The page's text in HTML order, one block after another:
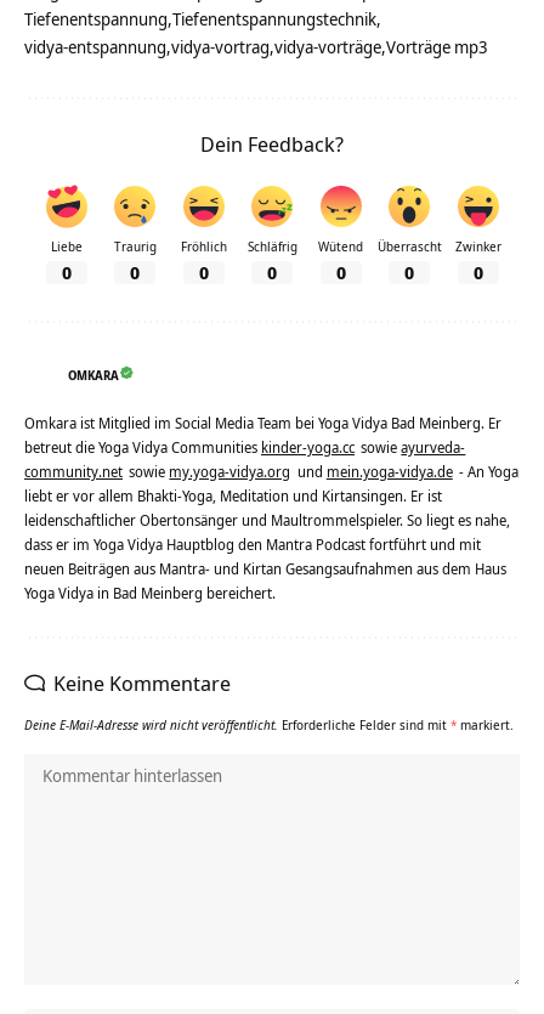
Tiefenentspannung Tiefenentspannungstechnik
vidya-entspannung vidya-vortrag vidya-vorträge Vorträge mp3
Dein Feedback?
Liebe
0
Traurig
0
Fröhlich
0
Schläfrig
0
Wütend
0
Überrascht
0
Zwinker
0
OMKARA
Omkara ist Mitglied im Social Media Team bei Yoga Vidya Bad Meinberg. Er
betreut die Yoga Vidya Communities kinder-yoga.cc sowieayurveda-
community.net sowie my.yoga-vidya.org und mein.yoga-vidya.de - An Yoga
liebt er vor allem Bhakti-Yoga, Meditation und Kirtansingen. Er ist
leidenschaftlicher Obertonsänger und Maultrommelspieler. So liegt es nahe,
dass er im Yoga Vidya Hauptblog den Mantra Podcast fortführt und mit
neuen Beiträgen aus Mantra- und Kirtan Gesangsaufnahmen aus dem Haus
Yoga Vidya in Bad Meinberg bereichert.
Keine Kommentare
Deine E-Mail-Adresse wird nicht veröffentlicht. Erforderliche Felder sind mit * markiert.